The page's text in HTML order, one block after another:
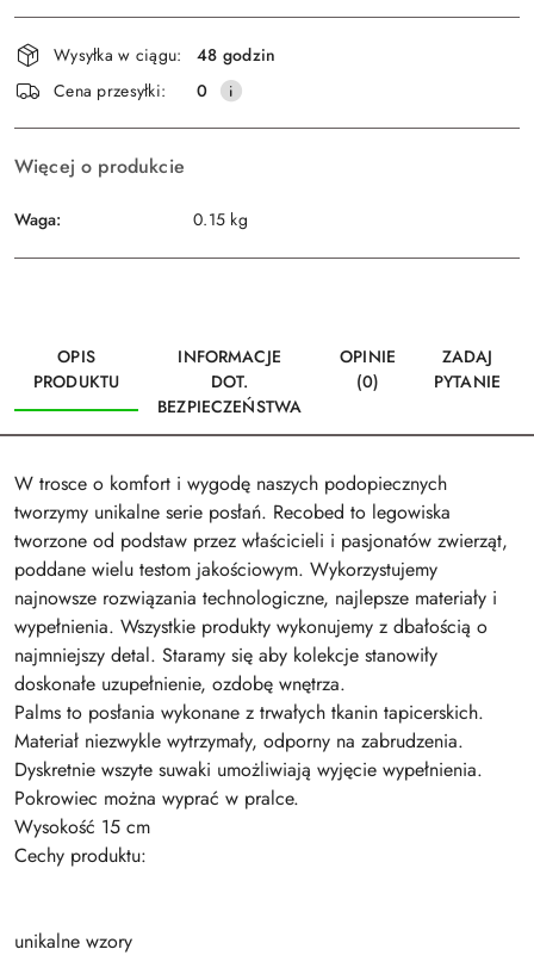
Wyślij
Dostępność
i
dostawa
Wysyłka w ciągu:
48 godzin
Cena przesyłki:
0
Więcej o produkcie
Waga: 0.15 kg
OPIS
PRODUKTU
INFORMACJE
DOT.
BEZPIECZEŃSTWA
OPINIE
(0)
ZADAJ
PYTANIE
W trosce o komfort i wygodę naszych podopiecznych
tworzymy unikalne serie posłań. Recobed to legowiska
tworzone od podstaw przez właścicieli i pasjonatów zwierząt,
poddane wielu testom jakościowym. Wykorzystujemy
najnowsze rozwiązania technologiczne, najlepsze materiały i
wypełnienia. Wszystkie produkty wykonujemy z dbałością o
najmniejszy detal. Staramy się aby kolekcje stanowiły
doskonałe uzupełnienie, ozdobę wnętrza.
Palms to posłania wykonane z trwałych tkanin tapicerskich.
Materiał niezwykle wytrzymały, odporny na zabrudzenia.
Dyskretnie wszyte suwaki umożliwiają wyjęcie wypełnienia.
Pokrowiec można wyprać w pralce.
Wysokość 15 cm
Cechy produktu:
unikalne wzory